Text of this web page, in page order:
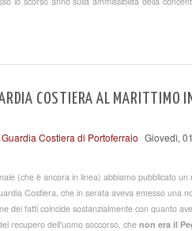
COSTIERA AL MARITTIMO
Costiera di Portoferraio Giovedì,
(che è ancora in linea) abbiamo pubblicato
Costiera, che in serata aveva emesso una
dei fatti coincide sostanzialmente con quanto
recupero dell'uomo soccorso, che non era il